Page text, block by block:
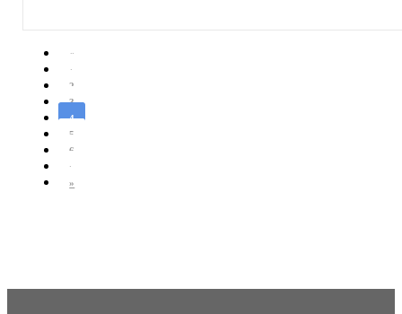
«
‹
2
3
4
5
6
›
»